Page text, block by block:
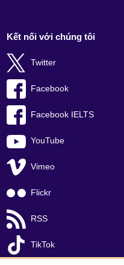
Kết nối với chúng tôi
Twitter
Facebook
Facebook IELTS
YouTube
Vimeo
Flickr
RSS
TikTok